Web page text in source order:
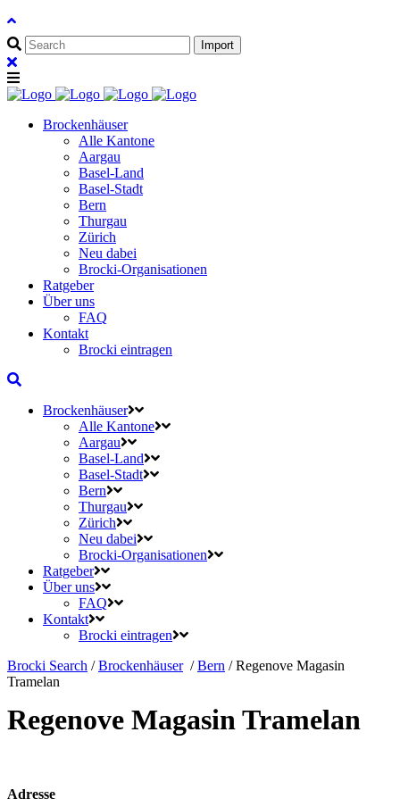
Brockenhäuser
Alle Kantone
Aargau
Basel-Land
Basel-Stadt
Bern
Thurgau
Zürich
Neu dabei
Brocki-Organisationen
Ratgeber
Über uns
FAQ
Kontakt
Brocki eintragen
Brockenhäuser
Alle Kantone
Aargau
Basel-Land
Basel-Stadt
Bern
Thurgau
Zürich
Neu dabei
Brocki-Organisationen
Ratgeber
Über uns
FAQ
Kontakt
Brocki eintragen
Brocki Search /Brockenhäuser /Bern /Regenove Magasin
Tramelan
Regenove Magasin Tramelan
Adresse